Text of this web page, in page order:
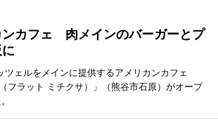
ンカフェ 肉メインのバーガーとプ
ツェルをメインに提供するアメリカンカフェ
フラット ミチクサ）」（熊谷市石原）がオープ